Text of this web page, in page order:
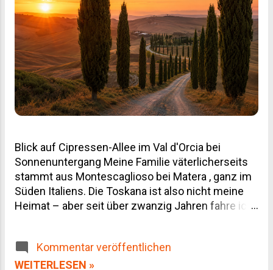
Blick auf Cipressen-Allee im Val d'Orcia bei
Sonnenuntergang Meine Familie väterlicherseits
stammt aus Montescaglioso bei Matera , ganz im
Süden Italiens. Die Toskana ist also nicht meine
Heimat – aber seit über zwanzig Jahren fahre ich
dieser Landschaft einfach nicht genug bekommt.
Dieser Toskana Reiseführer ist deshalb kein
Kommentar veröffentlichen
WEITERLESEN »